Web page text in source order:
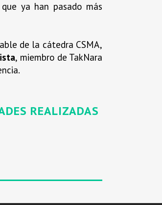
ya han pasado más
de la cátedra CSMA,
, miembro de TakNara
REALIZADAS